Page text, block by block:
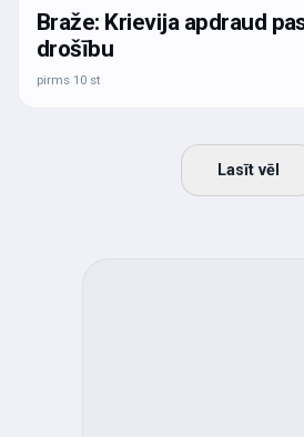
Braže: Krievija apdraud
drošību
pirms 10 st
Lasīt vēl